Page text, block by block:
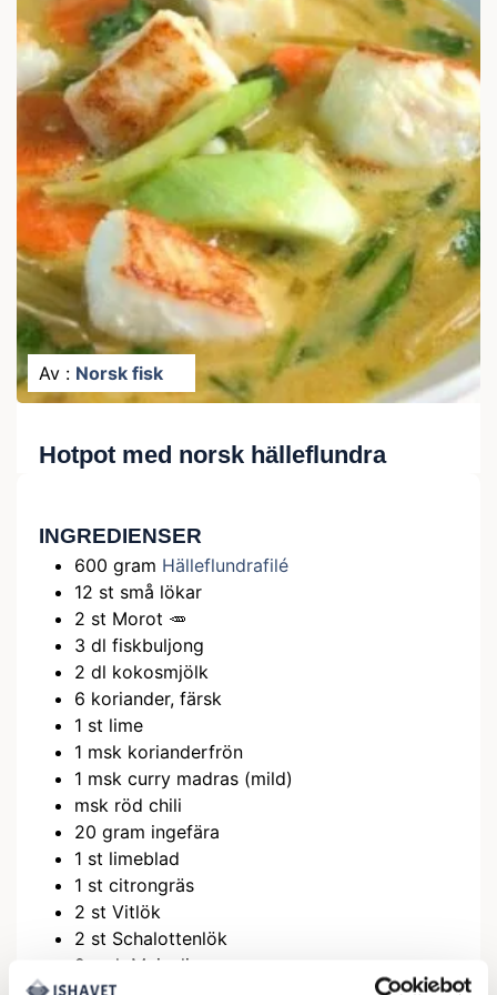
Av : Norsk fisk
Hotpot med norsk hälleflundra
INGREDIENSER
600 gram Hälleflundrafilé
12 st små lökar
2 st Morot 🥕
3 dl fiskbuljong
2 dl kokosmjölk
6 koriander, färsk
1 st lime
1 msk korianderfrön
1 msk curry madras (mild)
msk röd chili
20 gram ingefära
1 st limeblad
1 st citrongräs
2 st Vitlök
2 st Schalottenlök
2
msk Majsolja